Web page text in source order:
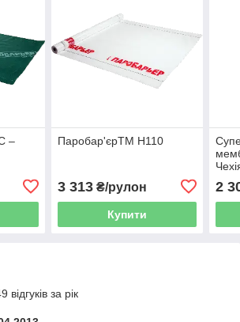
–
Паробар'єрTM Н110
3 313₴/рулон
Купити
2
за рік